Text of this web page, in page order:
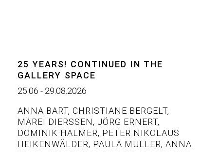
25 YEARS! CONTINUED IN THE
GALLERY SPACE
25.06 - 29.08.2026
ANNA BART, CHRISTIANE BERGELT,
MAREI DIERSSEN
, JÖRG ERNERT,
DOMINIK HALMER, PETER NIKOLAUS
HEIKENWÄLDER, PAULA MÜLLER, ANNA